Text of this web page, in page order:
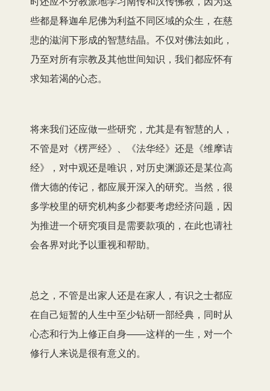
些都是释迦牟尼佛为利益不同区域的众生，在慈
悲的滋润下形成的智慧结晶。不仅对佛法如此，
乃至对所有宗教及其他世间知识，我们都应怀有
求知若渴的心态。
将来我们还应做一些研究，尤其是有智慧的人，
不管是对《楞严经》、《法华经》还是《维摩诘
经》，对中观还是唯识，对历史渊源还是某位高
僧大德的传记，都应展开深入的研究。当然，很
多学校里的研究机构多少都要考虑经济问题，因
为推进一个研究项目是需要款项的，在此也请社
会各界对此予以重视和帮助。
总之，不管是出家人还是在家人，有识之士都应
在自己短暂的人生中至少钻研一部经典，同时从
心态和行为上修正自身——这样的一生，对一个
修行人来说是很有意义的。